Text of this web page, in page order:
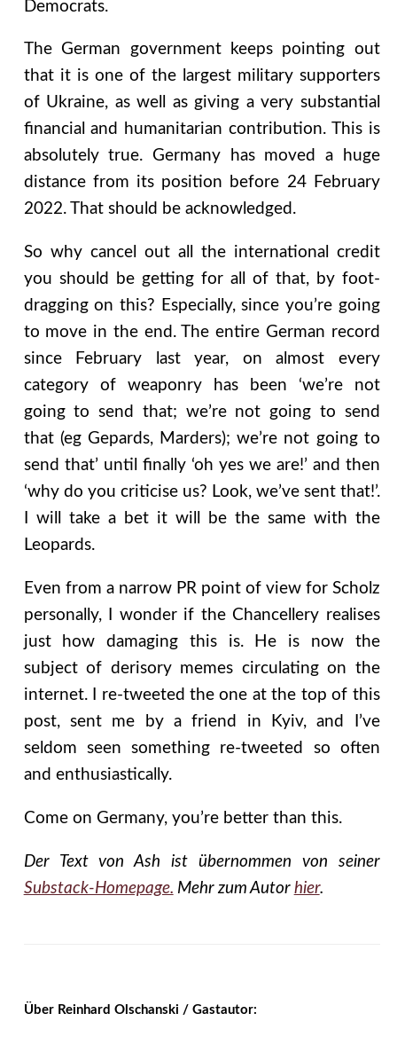
Democrats.
The German government keeps pointing out
that it is one of the largest military supporters
of Ukraine, as well as giving a very substantial
financial and humanitarian contribution. This is
absolutely true. Germany has moved a huge
distance from its position before 24 February
2022. That should be acknowledged.
So why cancel out all the international credit
you should be getting for all of that, by foot-
dragging on this? Especially, since you’re going
to move in the end. The entire German record
since February last year, on almost every
category of weaponry has been ‘we’re not
going to send that; we’re not going to send
that (eg Gepards, Marders); we’re not going to
send that’ until finally ‘oh yes we are!’ and then
‘why do you criticise us? Look, we’ve sent that!’.
I will take a bet it will be the same with the
Leopards.
Even from a narrow PR point of view for Scholz
personally, I wonder if the Chancellery realises
just how damaging this is. He is now the
subject of derisory memes circulating on the
internet. I re-tweeted the one at the top of this
post, sent me by a friend in Kyiv, and I’ve
seldom seen something re-tweeted so often
and enthusiastically.
Come on Germany, you’re better than this.
Der Text von Ash ist übernommen von seiner
Substack-Homepage. Mehr zum Autor hier.
Über Reinhard Olschanski / Gastautor: